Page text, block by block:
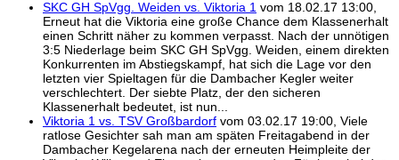
SKC GH SpVgg. Weiden vs. Viktoria 1 vom 18.02.17 13:00,
Erneut hat die Viktoria eine große Chance dem Klassenerhalt
einen Schritt näher zu kommen verpasst. Nach der unnötigen
3:5 Niederlage beim SKC GH SpVgg. Weiden, einem direkten
Konkurrenten im Abstiegskampf, hat sich die Lage vor den
letzten vier Spieltagen für die Dambacher Kegler weiter
verschlechtert. Der siebte Platz, der den sicheren
Klassenerhalt bedeutet, ist nun...
Viktoria 1 vs. TSV Großbardorf vom 03.02.17 19:00, Viele
ratlose Gesichter sah man am späten Freitagabend in der
Dambacher Kegelarena nach der erneuten Heimpleite der